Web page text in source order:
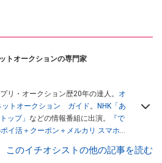
トオークションの専門家
リ・オークション歴20年の達人。 オ
ットオークション ガイド。
NHK「あ
ップ」 などの情報番組に出演。
『で
イ活＋クーポン＋メルカリ スマホで
に稼ぐ！』（翔泳社刊） ほか著書多
このイチオシストの他の記事を読む